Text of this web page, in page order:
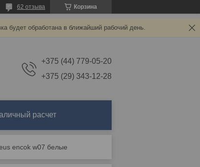
Корзина
62 отзыва
будет обработана в ближайший рабочий день.
+375 (44) 779-05-20
+375 (29) 343-12-28
расчет
encok w07 белые